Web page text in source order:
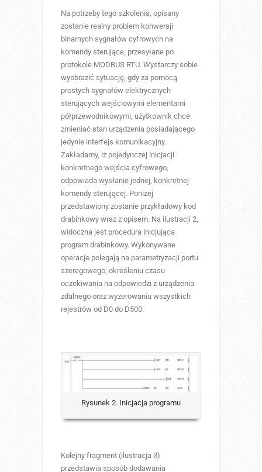
Na potrzeby tego szkolenia, opisany
zostanie realny problem konwersji
binarnych sygnałów cyfrowych na
komendy sterujące, przesyłane po
protokole MODBUS RTU. Wystarczy sobie
wyobrazić sytuację, gdy za pomocą
prostych sygnałów elektrycznych
sterujących wejściowymi elementami
półprzewodnikowymi, użytkownik chce
zmieniać stan urządzenia posiadającego
jedynie interfejs komunikacyjny.
Zakładamy, iż pojedynczej inicjacji
konkretnego wejścia cyfrowego,
odpowiada wysłanie jednej, konkretnej
komendy sterującej. Poniżej
przedstawiony zostanie przykładowy kod
drabinkowy wraz z opisem. Na ilustracji 2,
widoczna jest procedura inicjująca
program drabinkowy. Wykonywane
operacje polegają na parametryzacji portu
szeregowego, określeniu czasu
oczekiwania na odpowiedzi z urządzenia
zdalnego oraz wyzerowaniu wszystkich
rejestrów od D0 do D500.
Rysunek 2. Inicjacja programu
Kolejny fragment (ilustracja 3)
przedstawia sposób dodawania